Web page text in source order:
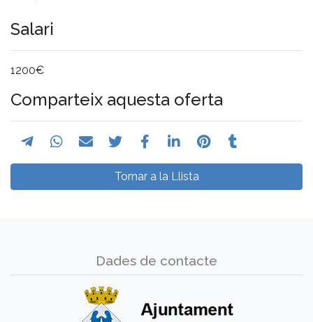
Salari
1200€
Comparteix aquesta oferta
Tornar a la Llista
Dades de contacte